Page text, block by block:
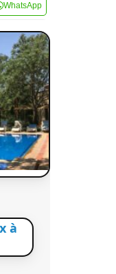
WhatsApp
à